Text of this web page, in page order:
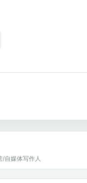
自媒体写作人